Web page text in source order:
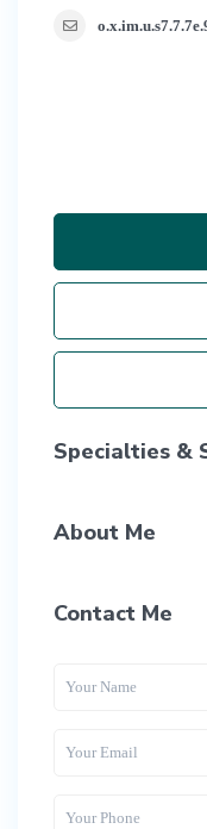
Specialties &
About Me
Contact Me